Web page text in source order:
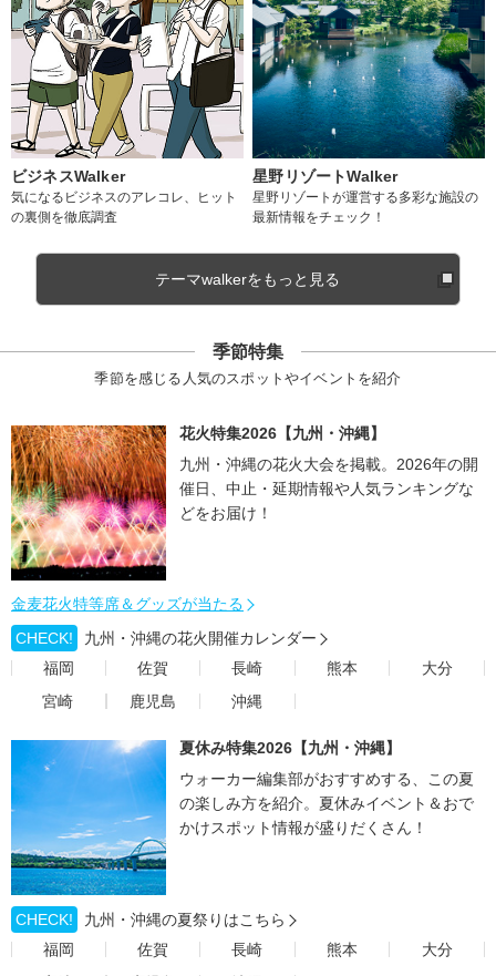
ビジネスWalker
気になるビジネスのアレコレ、ヒット
の裏側を徹底調査
星野リゾートWalker
星野リゾートが運営する多彩な施設の
最新情報をチェック！
テーマwalkerをもっと見る
季節特集
季節を感じる人気のスポットやイベントを紹介
花火特集2026【九州・沖縄】
九州・沖縄の花火大会を掲載。2026年の開
催日、中止・延期情報や人気ランキングな
どをお届け！
金麦花火特等席＆グッズが当たる
CHECK!
九州・沖縄の花火開催カレンダー
福岡
佐賀 長崎 熊本
大分
宮崎
鹿児島 沖縄
夏休み特集2026【九州・沖縄】
ウォーカー編集部がおすすめする、この夏
の楽しみ方を紹介。夏休みイベント＆おで
かけスポット情報が盛りだくさん！
CHECK!
九州・沖縄の夏祭りはこちら
福岡
佐賀 長崎 熊本
大分